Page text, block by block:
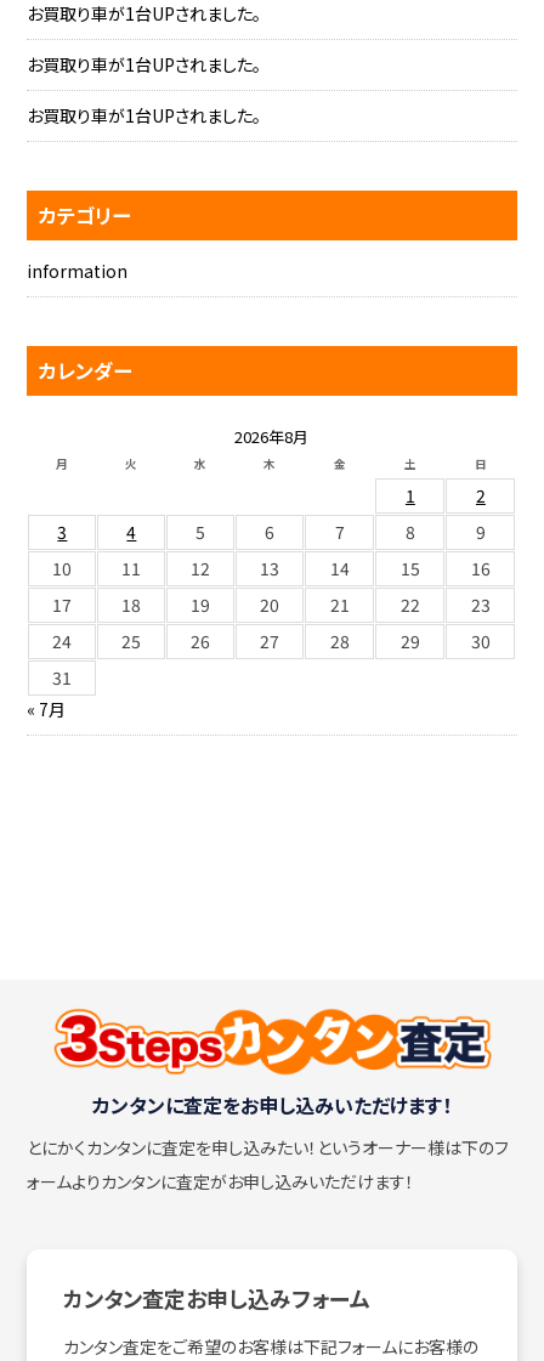
お買取り車が1台UPされました。
お買取り車が1台UPされました。
お買取り車が1台UPされました。
カテゴリー
information
カレンダー
2026年8月
月 火 水 木 金 土 日
1
2
3
4 5 6 7 8
9
10
11 12 13 14 15
16
17
18 19 20 21 22
23
24
25 26 27 28 29
30
31
« 7月
カンタンに査定をお申し込みいただけます！
とにかくカンタンに査定を申し込みたい！ というオーナー様は下のフ
ォームよりカンタンに査定がお申し込みいただけます！
カンタン査定お申し込みフォーム
カンタン査定をご希望のお客様は下記フォームにお客様の